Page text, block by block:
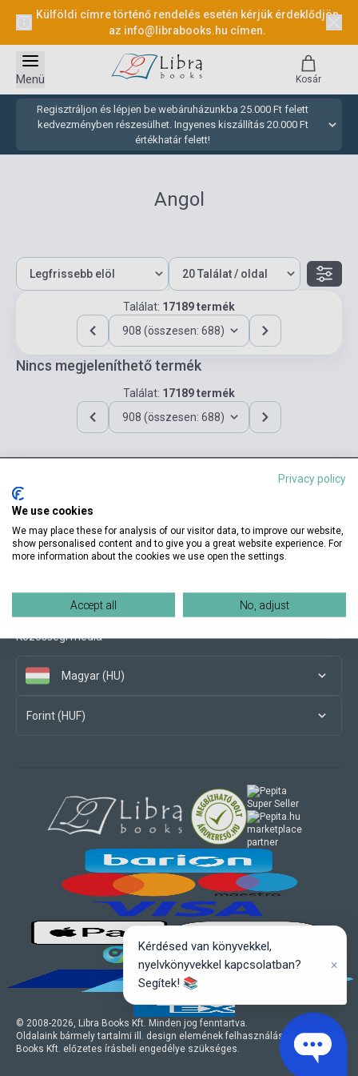
Külföldi címre történő rendelés esetén kérjük érdeklődjön
az info@librabooks.hu címen.
Regisztráljon és lépjen be webáruházunkba 25.000 Ft felett
kedvezményben részesülhet. Ingyenes kiszállítás 20.000 Ft
értékhatár felett!
Menü Kosár
Angol
Találat: 17189 termék
908 (összesen: 688)
Nincs megjeleníthető termék
Találat: 17189 termék
908 (összesen: 688)
Elérhetőségeink
Közösségi média
Magyar (HU)
Forint (HUF)
© 2008-2026, Libra Books Kft. Minden jog fenntartva.
Oldalaink bármely tartalmi ill. design elemének felhasználásához a Libra
Books Kft. előzetes írásbeli engedélye szükséges.
marketplace
partner
Privacy policy
We use cookies
We may place these for analysis of our visitor data, to improve our website,
show personalised content and to give you a great website experience. For
more information about the cookies we use open the settings.
Accept all No, adjust
Kérdésed van könyvekkel,
nyelvkönyvekkel kapcsolatban?
Segítek! 📚
×